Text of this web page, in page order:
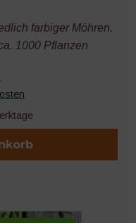
farbiger Möhren.
1000 Pflanzen